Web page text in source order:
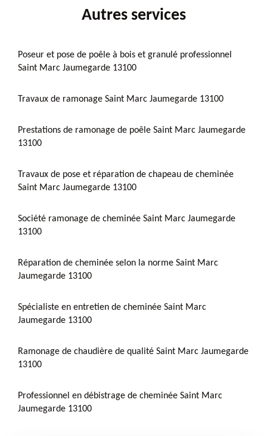
Autres services
Poseur et pose de poêle à bois et granulé professionnel
Saint Marc Jaumegarde 13100
Travaux de ramonage Saint Marc Jaumegarde 13100
Prestations de ramonage de poêle Saint Marc Jaumegarde
13100
Travaux de pose et réparation de chapeau de cheminée
Saint Marc Jaumegarde 13100
Société ramonage de cheminée Saint Marc Jaumegarde
13100
Réparation de cheminée selon la norme Saint Marc
Jaumegarde 13100
Spécialiste en entretien de cheminée Saint Marc
Jaumegarde 13100
Ramonage de chaudière de qualité Saint Marc Jaumegarde
13100
Professionnel en débistrage de cheminée Saint Marc
Jaumegarde 13100